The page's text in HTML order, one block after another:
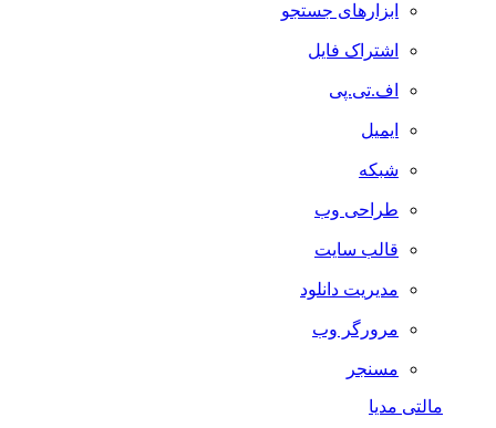
ابزارهای جستجو
اشتراک فایل
اف.تی.پی
ایمیل
شبکه
طراحی وب
قالب سایت
مدیریت دانلود
مرورگر وب
مسنجر
مالتی مدیا